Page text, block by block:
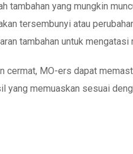
tambahan yang mungkin
tersembunyi atau
tambahan untuk
cermat, MO-ers dapat
yang memuaskan sesuai